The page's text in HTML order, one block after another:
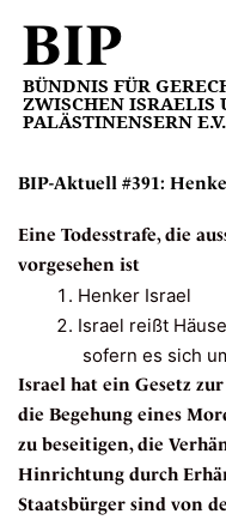
BIP
BÜNDNIS FÜR
ZWISCHEN ISRAELIS
PALÄSTINENSERN E.V.
BIP-Aktuell #391:
Eine Todesstrafe, die
vorgesehen ist
Henker Israel
Israel reißt
sofern es sich
Israel hat ein Gesetz
die Begehung eines
zu beseitigen, die
Hinrichtung durch
Staatsbürger sind von